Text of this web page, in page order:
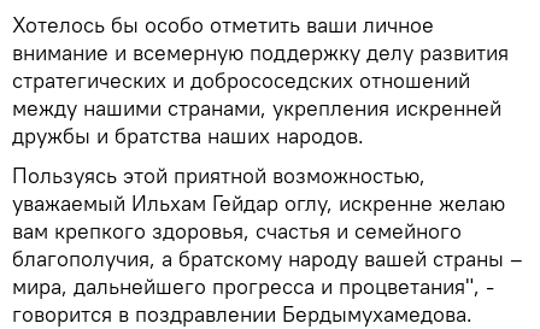
Хотелось бы особо отметить ваши личное
внимание и всемерную поддержку делу развития
стратегических и добрососедских отношений
между нашими странами, укрепления искренней
дружбы и братства наших народов.
Пользуясь этой приятной возможностью,
уважаемый Ильхам Гейдар оглу, искренне желаю
вам крепкого здоровья, счастья и семейного
благополучия, а братскому народу вашей страны –
мира, дальнейшего прогресса и процветания", -
говорится в поздравлении Бердымухамедова.